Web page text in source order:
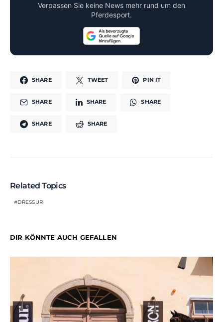
Verpassen Sie keine News mehr rund um den
Pferdesport.
SHARE TWEET PIN IT
SHARE SHARE SHARE
SHARE SHARE
Related Topics
DRESSUR
DIR KÖNNTE AUCH GEFALLEN